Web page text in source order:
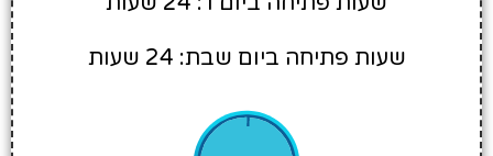
שעות פתיחה ביום שבת: 24 שעות